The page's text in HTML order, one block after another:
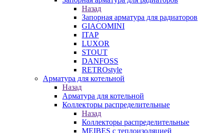
Назад
Запорная арматура для радиаторов
GIACOMINI
ITAP
LUXOR
STOUT
DANFOSS
RETROstyle
Арматура для котельной
Назад
Арматура для котельной
Коллекторы распределительные
Назад
Коллекторы распределительные
MEIBES с теплоизоляцией